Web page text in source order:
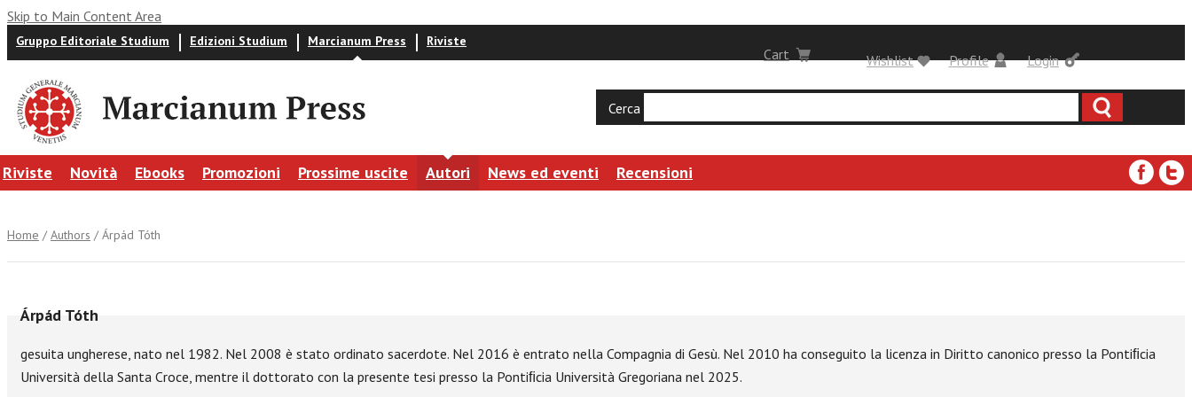
Skip to Main Content Area
Gruppo Editoriale Studium Edizioni Studium Marcianum Press Riviste
Login
Cart Profile
Wishlist
Cerca
Riviste Novità Ebooks Promozioni Prossime uscite Autori News ed eventi Recensioni
Home /Authors / Árpád Tóth
Árpád Tóth
gesuita ungherese, nato nel 1982. Nel 2008 è stato ordinato sacerdote. Nel 2016 è entrato nella Compagnia di Gesù. Nel 2010 ha conseguito la licenza in Diritto canonico presso la Pontiﬁcia
Università della Santa Croce, mentre il dottorato con la presente tesi presso la Pontiﬁcia Università Gregoriana nel 2025.